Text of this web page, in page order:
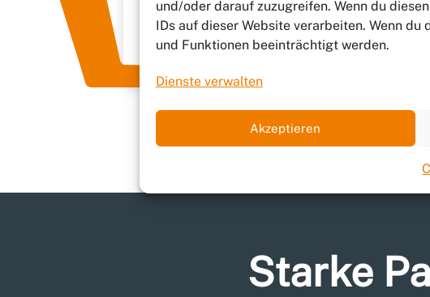
und/oder darauf zuzugreifen. Wenn du
IDs auf dieser Website verarbeiten. Wenn
und Funktionen beeinträchtigt werden.
Dienste verwalten
Akzeptieren
Starke